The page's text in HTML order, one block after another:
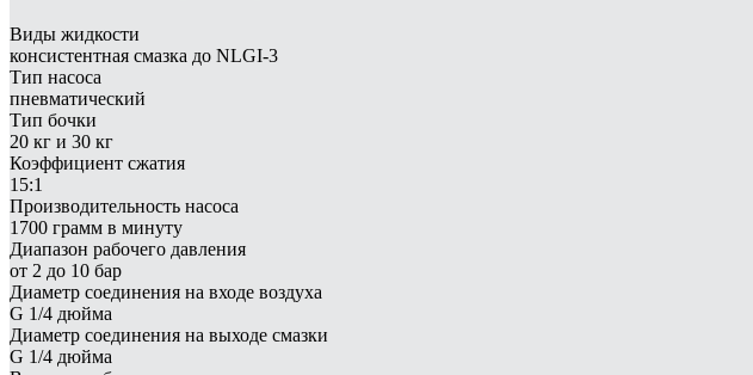
Виды жидкости
консистентная смазка до NLGI-3
Тип насоса
пневматический
Тип бочки
20 кг и 30 кг
Коэффициент сжатия
15:1
Производительность насоса
1700 грамм в минуту
Диапазон рабочего давления
от 2 до 10 бар
Диаметр соединения на входе воздуха
G 1/4 дюйма
Диаметр соединения на выходе смазки
G 1/4 дюйма